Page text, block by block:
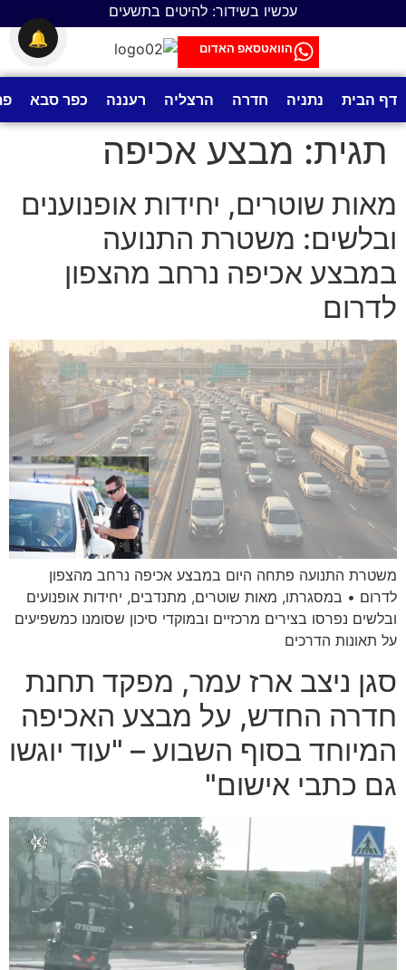
עכשיו בשידור: להיטים בתשעים
הוואטסאפ האדום
דף הבית נתניה חדרה הרצליה רעננה כפר סבא
תגית: מבצע אכיפה
מאות שוטרים, יחידות אופנוענים
ובלשים: משטרת התנועה
במבצע אכיפה נרחב מהצפון
לדרום
משטרת התנועה פתחה היום במבצע אכיפה נרחב מהצפון
לדרום • במסגרתו, מאות שוטרים, מתנדבים, יחידות אופנועים
ובלשים נפרסו בצירים מרכזיים ובמוקדי סיכון שסומנו כמשפיעים
על תאונות הדרכים
סגן ניצב ארז עמר, מפקד תחנת
חדרה החדש, על מבצע האכיפה
המיוחד בסוף השבוע – "עוד יוגשו
גם כתבי אישום"
🔔